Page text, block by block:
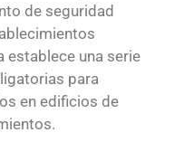
de seguridad
establece una serie
para
en edificios de